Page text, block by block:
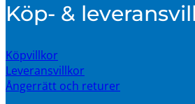
Köp- &
Köpvillkor
Leveransvillkor
Ångerrätt och returer